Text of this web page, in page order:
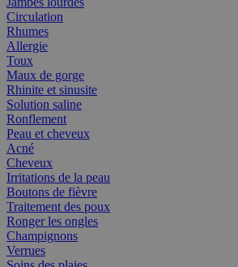
Circulation
Rhumes
Allergie
Toux
Maux de gorge
Rhinite et sinusite
Solution saline
Ronflement
Peau et cheveux
Acné
Cheveux
Irritations de la peau
Boutons de fièvre
Traitement des poux
Ronger les ongles
Champignons
Verrues